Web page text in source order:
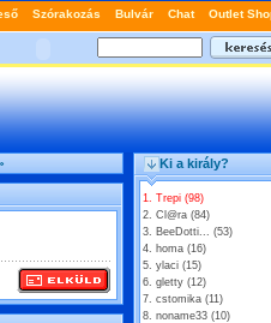
Ki a király?
1. Trepi (98)
2. Cl@ra (84)
3. BeeDotti... (53)
4. homa (16)
5. ylaci (15)
6. gletty (12)
7. cstomika (11)
8. noname33 (10)